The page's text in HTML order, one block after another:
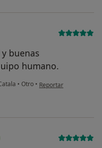
buenas
humano.
• Otro • en opinión del usuario
Reportar